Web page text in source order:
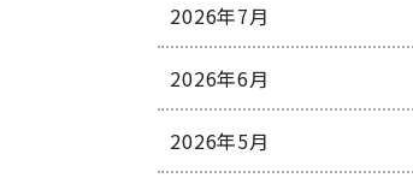
2026年7月
2026年6月
2026年5月